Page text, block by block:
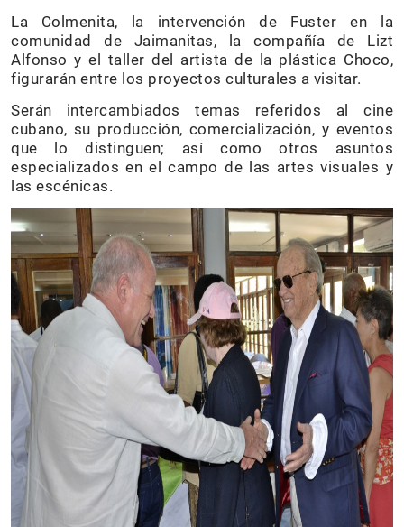
La Colmenita, la intervención de Fuster en la
comunidad de Jaimanitas, la compañía de Lizt
Alfonso y el taller del artista de la plástica Choco,
figurarán entre los proyectos culturales a visitar.
Serán intercambiados temas referidos al cine
cubano, su producción, comercialización, y eventos
que lo distinguen; así como otros asuntos
especializados en el campo de las artes visuales y
las escénicas.